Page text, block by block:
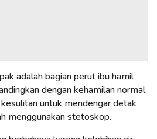
adalah bagian perut ibu hamil
dengan kehamilan normal.
untuk mendengar detak
menggunakan stetoskop.